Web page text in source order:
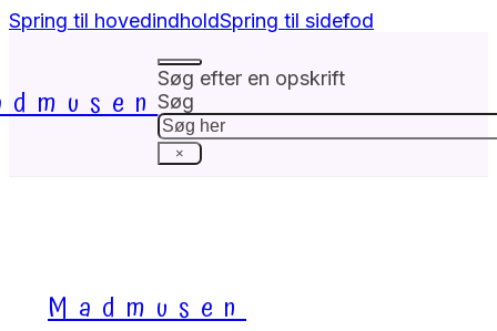
Spring til hovedindholdSpring til sidefod
Søg efter en opskrift
Søg
×
Madmusen